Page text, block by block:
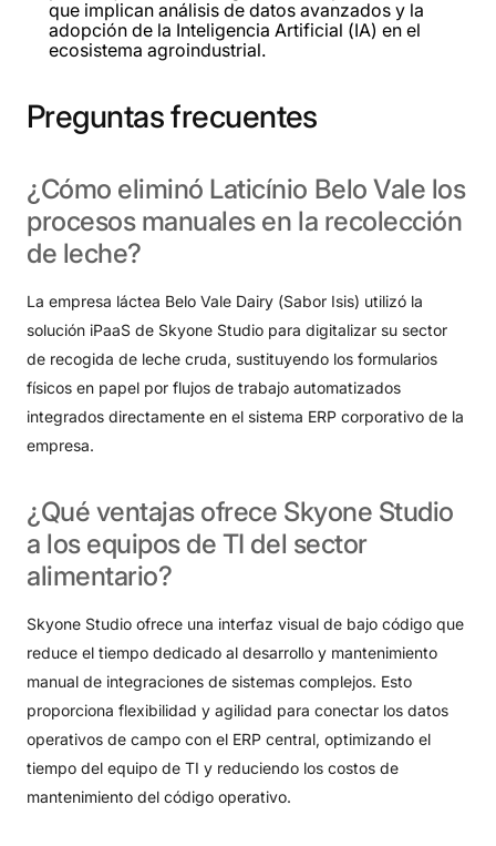
que implican análisis de datos avanzados y la
adopción de la Inteligencia Artificial (IA) en el
ecosistema agroindustrial.
Preguntasfrecuentes
¿Cómo eliminó Laticínio Belo Vale los
procesos manuales en la recolección
de leche?
La empresa láctea Belo Vale Dairy (Sabor Isis) utilizó la
solución iPaaS de Skyone Studio para digitalizar su sector
de recogida de leche cruda, sustituyendo los formularios
físicos en papel por flujos de trabajo automatizados
integrados directamente en el sistema ERP corporativo de la
empresa.
¿Qué ventajas ofrece Skyone Studio
a los equipos de TI del sector
alimentario?
Skyone Studio ofrece una interfaz visual de bajo código que
reduce el tiempo dedicado al desarrollo y mantenimiento
manual de integraciones de sistemas complejos. Esto
proporciona flexibilidad y agilidad para conectar los datos
operativos de campo con el ERP central, optimizando el
tiempo del equipo de TI y reduciendo los costos de
mantenimiento del código operativo.